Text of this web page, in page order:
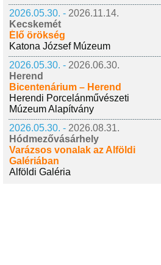
2026.05.30. - 2026.11.14.
Kecskemét
Élő örökség
Katona József Múzeum
2026.05.30. - 2026.06.30.
Herend
Bicentenárium – Herend
Herendi Porcelánművészeti
Múzeum Alapítvány
2026.05.30. - 2026.08.31.
Hódmezővásárhely
Varázsos vonalak az Alföldi
Galériában
Alföldi Galéria